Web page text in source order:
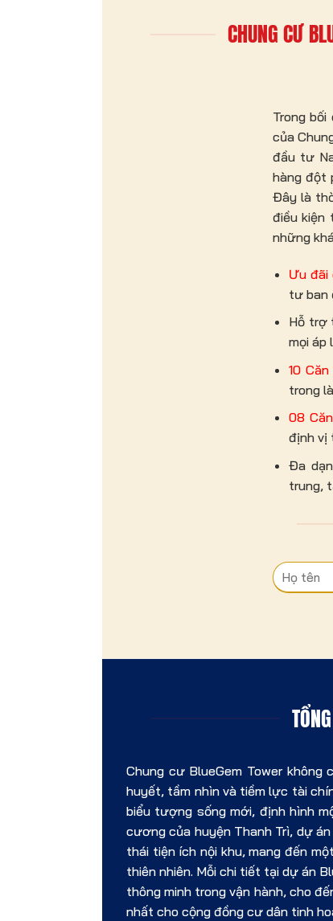
CHUNG CƯ
Trong
của
đầu tư
hàng đột
Đây là
điều kiện
những
Ưu đãi
tư ban
Hỗ trợ
mọi áp
10
trong
08
định vị
Đa
trung,
Chung cư BlueGem Tower
huyết, tầm nhìn và tiềm lực tài
biểu tượng sống mới, định hình
cương của huyện Thanh Trì, dự
thái tiện ích nội khu, mang đến
thiên nhiên. Mỗi chi tiết tại dự án
thông minh trong vận hành, cho
nhất cho cộng đồng cư dân tinh